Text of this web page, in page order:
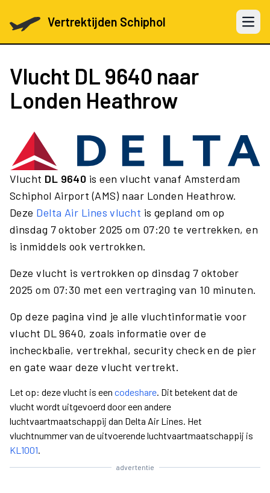
Vertrektijden Schiphol Open
Vlucht DL 9640 naar
Londen Heathrow
Vlucht DL 9640 is een vlucht vanaf Amsterdam
Schiphol Airport (AMS) naar Londen Heathrow.
Deze Delta Air Lines vlucht is gepland om op
dinsdag 7 oktober 2025 om 07:20 te vertrekken, en
is inmiddels ook vertrokken.
Deze vlucht is vertrokken op dinsdag 7 oktober
2025 om 07:30 met een vertraging van 10 minuten.
Op deze pagina vind je alle vluchtinformatie voor
vlucht DL 9640, zoals informatie over de
incheckbalie, vertrekhal, security check en de pier
en gate waar deze vlucht vertrekt.
Let op: deze vlucht is een codeshare. Dit betekent dat de
vlucht wordt uitgevoerd door een andere
luchtvaartmaatschappij dan Delta Air Lines. Het
vluchtnummer van de uitvoerende luchtvaartmaatschappij is
KL1001.
advertentie